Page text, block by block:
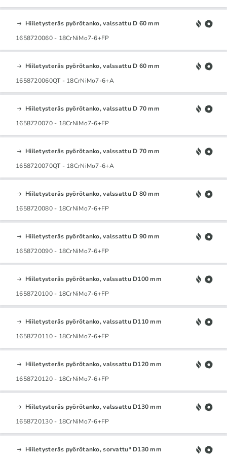
Hiiletysteräs pyörötanko, valssattu D 60 mm
1658720060 - 18CrNiMo7-6+FP
Hiiletysteräs pyörötanko, valssattu D 60 mm
1658720060QT - 18CrNiMo7-6+A
Hiiletysteräs pyörötanko, valssattu D 70 mm
1658720070 - 18CrNiMo7-6+FP
Hiiletysteräs pyörötanko, valssattu D 70 mm
1658720070QT - 18CrNiMo7-6+A
Hiiletysteräs pyörötanko, valssattu D 80 mm
1658720080 - 18CrNiMo7-6+FP
Hiiletysteräs pyörötanko, valssattu D 90 mm
1658720090 - 18CrNiMo7-6+FP
Hiiletysteräs pyörötanko, valssattu D100 mm
1658720100 - 18CrNiMo7-6+FP
Hiiletysteräs pyörötanko, valssattu D110 mm
1658720110 - 18CrNiMo7-6+FP
Hiiletysteräs pyörötanko, valssattu D120 mm
1658720120 - 18CrNiMo7-6+FP
Hiiletysteräs pyörötanko, valssattu D130 mm
1658720130 - 18CrNiMo7-6+FP
Hiiletysteräs pyörötanko, sorvattu* D130 mm